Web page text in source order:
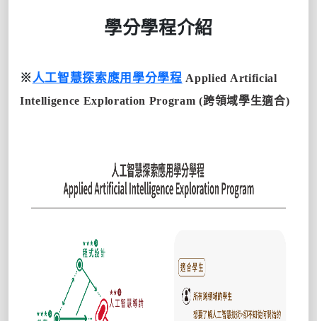
學分學程介紹
※ 人工智慧探索應用學分學程 Applied Artificial
Intelligence Exploration Program (跨領域學生適合)